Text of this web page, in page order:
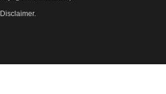
Disclaimer.